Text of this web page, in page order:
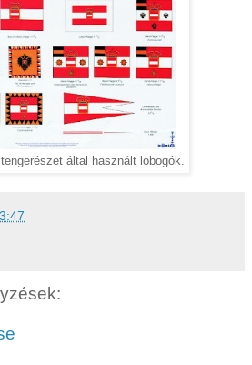
által használt lobogók.